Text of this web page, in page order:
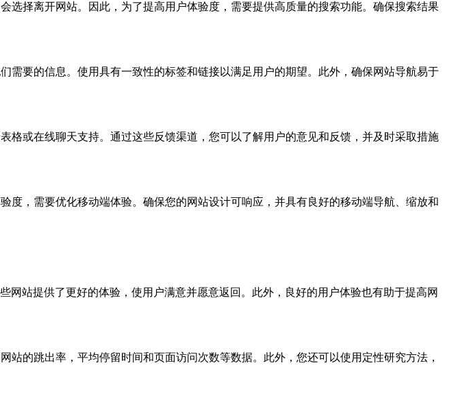
择离开网站。因此，为了提高用户体验度，需要提供高质量的搜索功能。确保搜索结果
需要的信息。使用具有一致性的标签和链接以满足用户的期望。此外，确保网站导航易于
或在线聊天支持。通过这些反馈渠道，您可以了解用户的意见和反馈，并及时采取措施
，需要优化移动端体验。确保您的网站设计可响应，并具有良好的移动端导航、缩放和
站提供了更好的体验，使用户满意并愿意返回。此外，良好的用户体验也有助于提高网
的跳出率，平均停留时间和页面访问次数等数据。此外，您还可以使用定性研究方法，